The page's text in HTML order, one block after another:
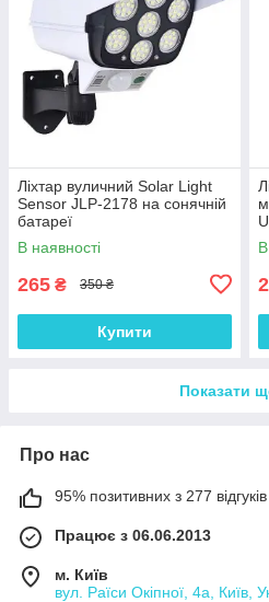
Ліхтар вуличний Solar Light
Sensor JLP-2178 на сонячній
батареї
В наявності
265 ₴ 350 ₴
Купити
Показати
Про нас
95% позитивних з 277 відгуків
Працює з 06.06.2013
м. Київ
вул. Раїси Окіпної, 4а, Київ,